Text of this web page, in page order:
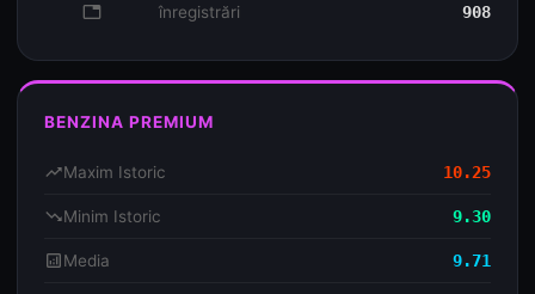
database înregistrări 908
BENZINA PREMIUM
trending_upMaxim Istoric 10.25
trending_downMinim Istoric 9.30
analyticsMedia 9.71